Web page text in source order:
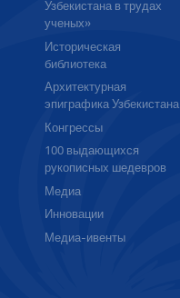
Узбекистана в трудах
ученых»
Историческая
библиотека
Архитектурная
эпиграфика Узбекистана
Конгрессы
100 выдающихся
рукописных шедевров
Медиа
Инновации
Медиа-ивенты